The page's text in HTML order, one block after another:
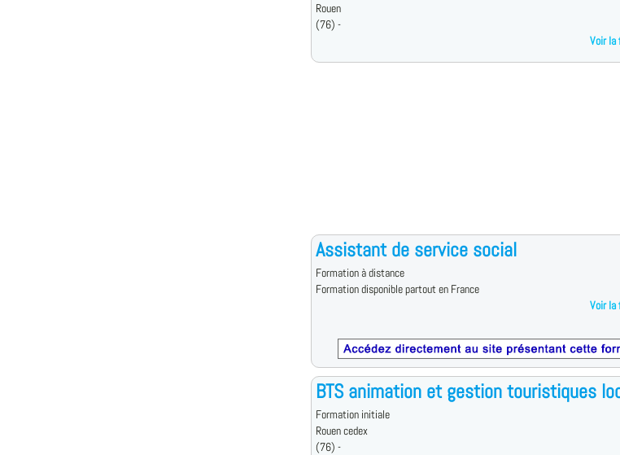
Rouen
(76) -
Voir la
Assistant de service social
Formation à distance
Formation disponible partout en France
Voir la
BTS animation et gestion touristiques
Formation initiale
Rouen cedex
(76) -